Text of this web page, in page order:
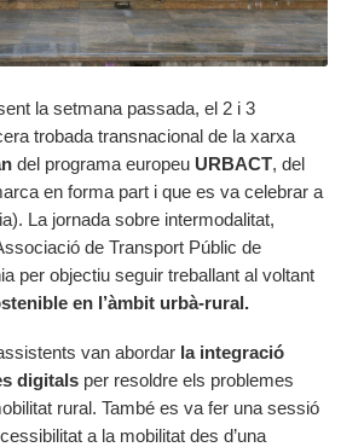
la setmana passada, el 2 i 3
trobada transnacional de la xarxa
del programa europeu URBACT, del
en forma part i que es va celebrar a
La jornada sobre intermodalitat,
de Transport Públic de
per objectiu seguir treballant al voltant
en l’àmbit urbà-rural.
van abordar la integració
digitals per resoldre els problemes
rural. També es va fer una sessió
a la mobilitat des d’una